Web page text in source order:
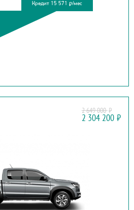
Кредит 15 571 ₽/мес
2 649 000₽
2 304 200 ₽